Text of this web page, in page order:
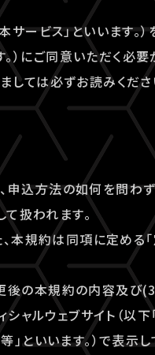
ービス」といいます。）
）にご同意いただく必要
しては必ずお読みくださ
申込方法の如何を問わず
扱われます。
本規約は同項に定める
後の本規約の内容及び
ルウェブサイト（以下
」といいます。）で表示